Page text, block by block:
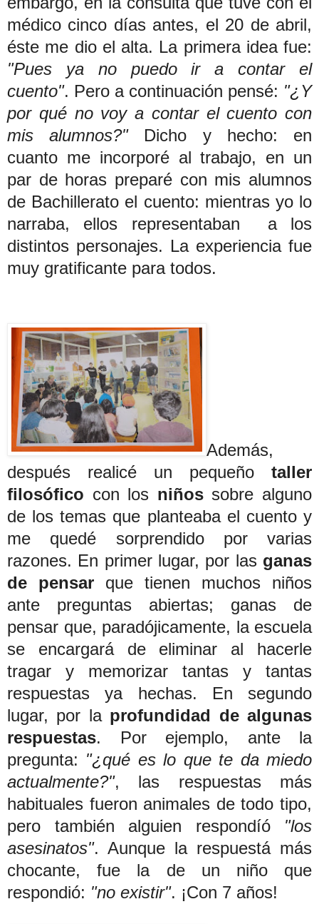
médico cinco días antes, el 20 de abril,
éste me dio el alta. La primera idea fue:
"Pues ya no puedo ir a contar el
cuento". Pero a continuación pensé: "¿Y
por qué no voy a contar el cuento con
mis alumnos?"Dicho y hecho: en
cuanto me incorporé al trabajo, en un
par de horas preparé con mis alumnos
de Bachillerato el cuento: mientras yo lo
narraba, ellos representaban a los
distintos personajes. La experiencia fue
muy gratificante para todos.
Además,
después realicé un pequeño taller
filosófico con los niños sobre alguno
de los temas que planteaba el cuento y
me quedé sorprendido por varias
razones. En primer lugar, por las ganas
de pensar que tienen muchos niños
ante preguntas abiertas; ganas de
pensar que, paradójicamente, la escuela
se encargará de eliminar al hacerle
tragar y memorizar tantas y tantas
respuestas ya hechas. En segundo
lugar, por la profundidad de algunas
respuestas. Por ejemplo, ante la
pregunta: "¿qué es lo que te da miedo
actualmente?", las respuestas más
habituales fueron animales de todo tipo,
pero también alguien respondíó "los
asesinatos". Aunque la respuestá más
chocante, fue la de un niño que
respondió: "no existir". ¡Con 7 años!